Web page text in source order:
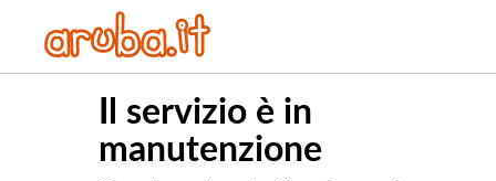
Il servizio è in
manutenzione